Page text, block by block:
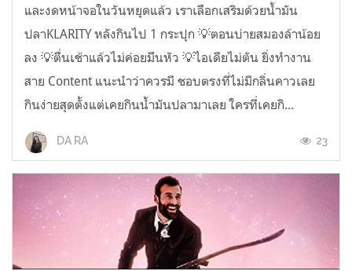
และงดหน้าจอในวันหยุดแล้ว เราเลือกเสริมด้วยน้ำมัน
ปลาKLARITY หลังกินไป 1 กระปุก 💡ตอนบ่ายสมองล้าน้อย
ลง 💡ตื่นเช้าแล้วไม่ค่อยมึนหัว 💡ไอเดียไม่ตัน ยิ่งทำงาน
สาย Content แนะนำว่าควรมี ชอบตรงที่ไม่มีกลิ่นคาวเลย
กินง่ายสุดตั้งแต่เคยกินน้ำมันปลามาเลย ใครที่เคยกิ...
DA RA 23